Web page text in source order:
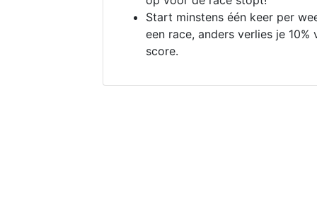
Start minstens één keer per
een race, anders verlies je 10%
score.